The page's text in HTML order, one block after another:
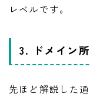
レベルです。
3. ドメイン
先ほど解説した